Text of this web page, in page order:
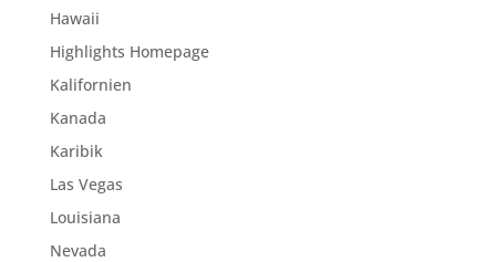
Hawaii
Highlights Homepage
Kalifornien
Kanada
Karibik
Las Vegas
Louisiana
Nevada